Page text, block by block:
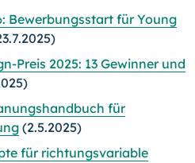
Bewerbungsstart für Young
Preis 2025: 13 Gewinner und
für
(2.5.2025)
für richtungsvariable